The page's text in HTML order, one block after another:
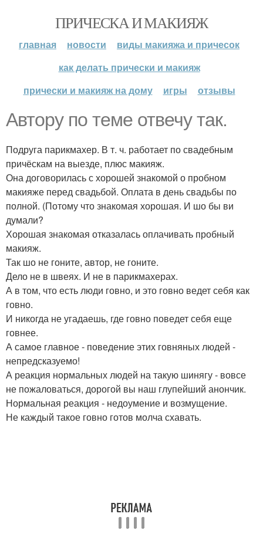
ПРИЧЕСКА И МАКИЯЖ
главная новости
виды макияжа и причесок
как делать прически и макияж
прически и макияж на дому
игры отзывы
Автору по теме отвечу так.
Подруга парикмахер. В т. ч. работает по свадебным
причёскам на выезде, плюс макияж.
Она договорилась с хорошей знакомой о пробном
макияже перед свадьбой. Оплата в день свадьбы по
полной. (Потому что знакомая хорошая. И шо бы ви
думали?
Хорошая знакомая отказалась оплачивать пробный
макияж.
Так шо не гоните, автор, не гоните.
Дело не в швеях. И не в парикмахерах.
А в том, что есть люди говно, и это говно ведет себя как
говно.
И никогда не угадаешь, где говно поведет себя еще
говнее.
А самое главное - поведение этих говняных людей -
непредсказуемо!
А реакция нормальных людей на такую шинягу - вовсе
не пожаловаться, дорогой вы наш глупейший анончик.
Нормальная реакция - недоумение и возмущение.
Не каждый такое говно готов молча схавать.